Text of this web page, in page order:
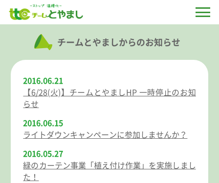
チームとやましからのお知らせ
2016.06.21
【6/28(火)】チームとやましHP 一時停止のお知
らせ
2016.06.15
ライトダウンキャンペーンに参加しませんか？
2016.05.27
緑のカーテン事業「植え付け作業」を実施しまし
た！